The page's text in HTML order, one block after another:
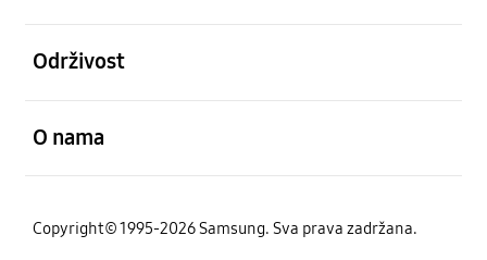
Održivost
O nama
Copyright© 1995-2026 Samsung. Sva prava zadržana.